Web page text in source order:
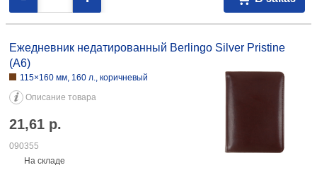
30,19р.
063080
На складе
В заказ
- +
Ежедневник недатированный Berlingo Silver Pristine
(А6)
115×160 мм, 160 л., коричневый